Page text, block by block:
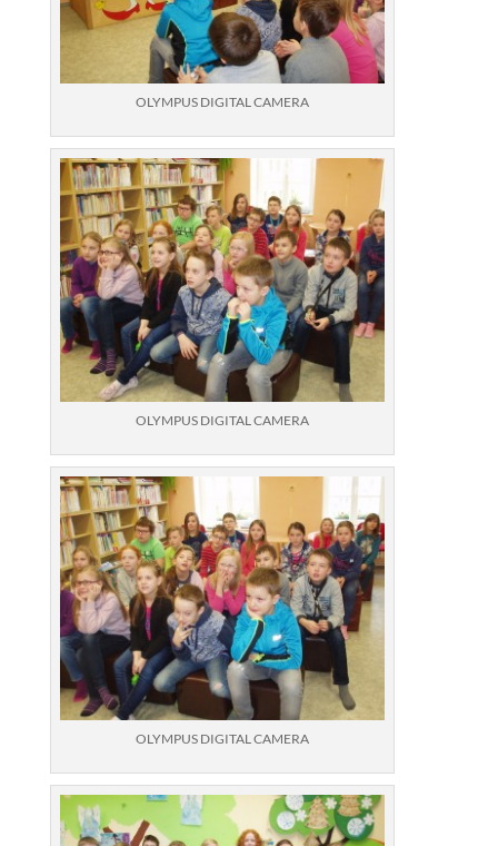
OLYMPUS DIGITAL CAMERA
OLYMPUS DIGITAL CAMERA
OLYMPUS DIGITAL CAMERA